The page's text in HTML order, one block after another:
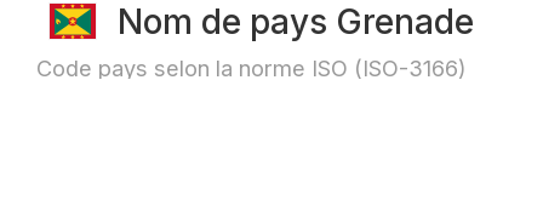
Nom de pays Grenade
Code pays selon la norme ISO (ISO-3166)